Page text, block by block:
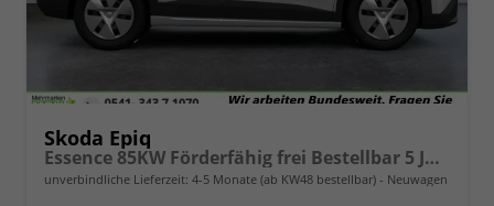
Skoda Epiq
Essence 85KW Förderfähig frei Bestellbar 5 Jahre Garantie
unverbindliche Lieferzeit: 4-5 Monate (ab KW48 bestellbar) Neuwagen